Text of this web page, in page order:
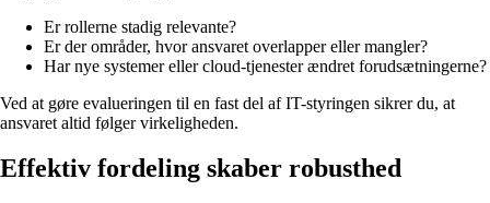
Er rollerne stadig relevante?
Er der områder, hvor ansvaret overlapper eller mangler?
Har nye systemer eller cloud-tjenester ændret forudsætningerne?
Ved at gøre evalueringen til en fast del af IT-styringen sikrer du, at
ansvaret altid følger virkeligheden.
Effektiv fordeling skaber robusthed